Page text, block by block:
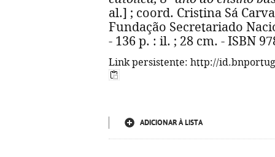
al.] ; coord. Cristina Sá
Fundação Secretariado
- 136 p. : il. ; 28 cm. - ISBN
Link persistente: http://
ADICIONAR À LISTA